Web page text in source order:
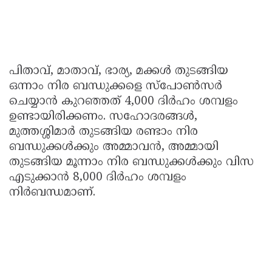
പിതാവ്, മാതാവ്, ഭാര്യ, മക്കൾ തുടങ്ങിയ
ഒന്നാം നിര ബന്ധുക്കളെ സ്പോൺസർ
ചെയ്യാൻ കുറഞ്ഞത് 4,000 ദിർഹം ശമ്പളം
ഉണ്ടായിരിക്കണം. സഹോദരങ്ങൾ,
മുത്തശ്ശിമാർ തുടങ്ങിയ രണ്ടാം നിര
ബന്ധുക്കൾക്കും അമ്മാവൻ, അമ്മായി
തുടങ്ങിയ മൂന്നാം നിര ബന്ധുക്കൾക്കും വിസ
എടുക്കാൻ 8,000 ദിർഹം ശമ്പളം
നിർബന്ധമാണ്.